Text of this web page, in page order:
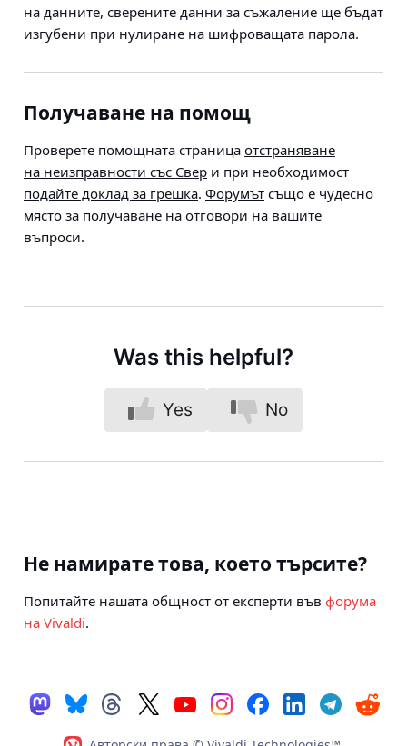
на данните, сверените данни за съжаление ще бъдат
изгубени при нулиране на шифроващата парола.
Получаване на помощ
Проверете помощната страница отстраняване
на неизправности със Свер и при необходимост
подайте доклад за грешка. Форумът също е чудесно
място за получаване на отговори на вашите
въпроси.
Was this helpful?
Yes No
Не намирате това, което търсите?
Попитайте нашата общност от експерти във форума
на Vivaldi.